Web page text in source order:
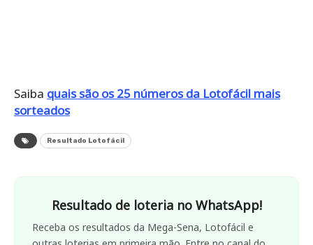
Saiba quais são os 25 números da Lotofácil mais
sorteados
Resultado Lotofácil
Resultado de loteria no WhatsApp!
Receba os resultados da Mega-Sena, Lotofácil e